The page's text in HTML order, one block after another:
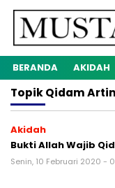
BERANDA AKIDAH
TopikQidam
Akidah
Bukti Allah Wajib
Senin, 10 Februari 2020 -